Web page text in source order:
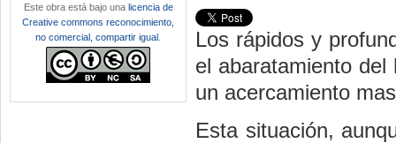
Los rápidos y
el abaratamiento
un acercamiento
Esta situación,
Este obra está bajo una licencia de
Creative commons reconocimiento,
no comercial, compartir igual